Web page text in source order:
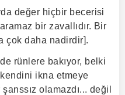
değer hiçbir becerisi
bir zavallıdır. Bir
çok daha nadirdir].
rünlere bakıyor, belki
ikna etmeye
olamazdı... değil